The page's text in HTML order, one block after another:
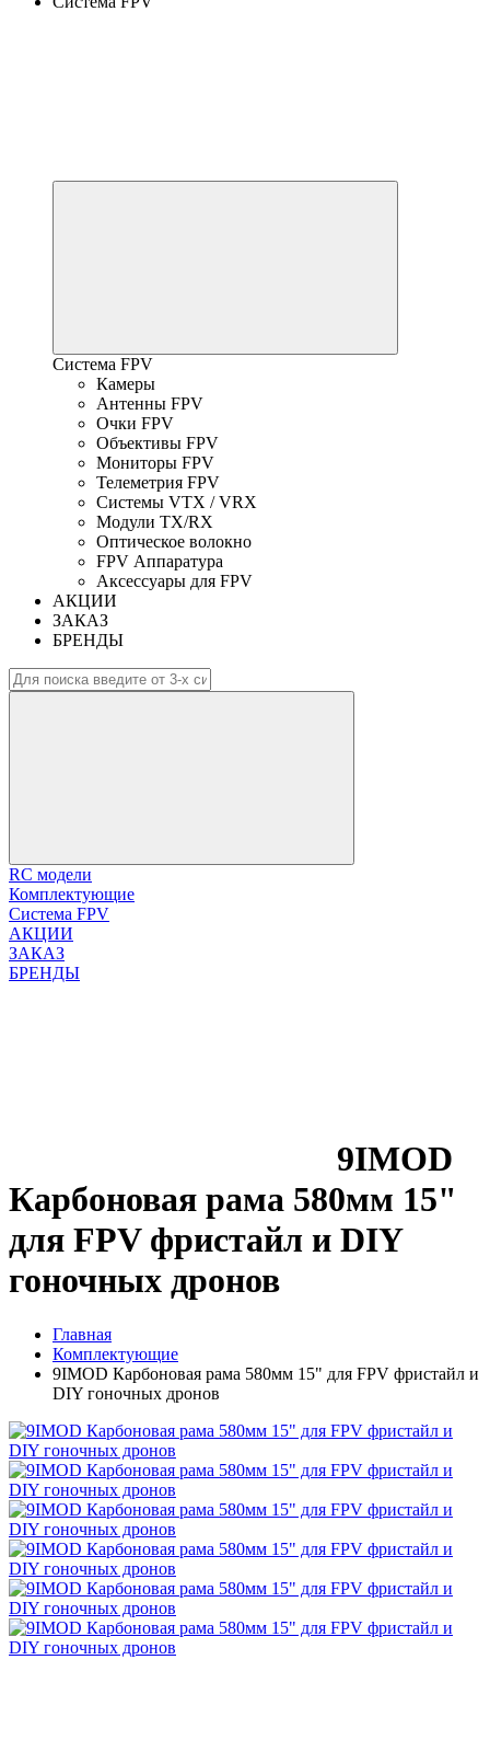
Система FPV
Камеры
Антенны FPV
Очки FPV
Объективы FPV
Мониторы FPV
Телеметрия FPV
Системы VTX / VRX
Модули TX/RX
Оптическое волокно
FPV Аппаратура
Аксессуары для FPV
АКЦИИ
ЗАКАЗ
БРЕНДЫ
RC модели
Комплектующие
Система FPV
АКЦИИ
ЗАКАЗ
БРЕНДЫ
9IMOD
Карбоновая рама 580мм 15"
для FPV фристайл и DIY
гоночных дронов
Главная
Комплектующие
9IMOD Карбоновая рама 580мм 15" для FPV фристайл и
DIY гоночных дронов